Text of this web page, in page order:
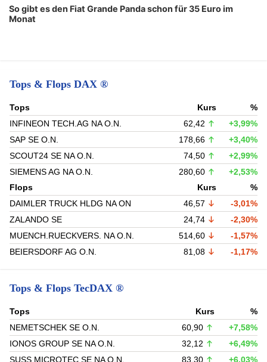
Tops & Flops DAX ®
Tops Kurs
%
INFINEON TECH.AG NA O.N.
62,42
+3,99%
SAP SE O.N.
178,66
+3,40%
SCOUT24 SE NA O.N.
74,50
+2,99%
SIEMENS AG NA O.N.
280,60
+2,53%
Flops
Kurs
%
DAIMLER TRUCK HLDG NA ON
46,57
-3,01%
ZALANDO SE
24,74
-2,30%
MUENCH.RUECKVERS. NA O.N.
514,60
-1,57%
BEIERSDORF AG O.N.
81,08 -1,17%
Tops & Flops TecDAX ®
Tops Kurs
%
NEMETSCHEK SE O.N.
60,90
+7,58%
IONOS GROUP SE NA O.N.
32,12
+6,49%
SUSS MICROTEC SE NA O.N.
83,30
+6,03%